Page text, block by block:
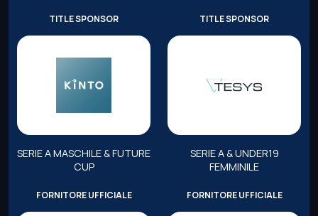
TITLE SPONSOR
SERIE A MASCHILE & FUTURE
CUP
TITLE SPONSOR
SERIE A & UNDER19
FEMMINILE
FORNITORE UFFICIALE FORNITORE UFFICIALE